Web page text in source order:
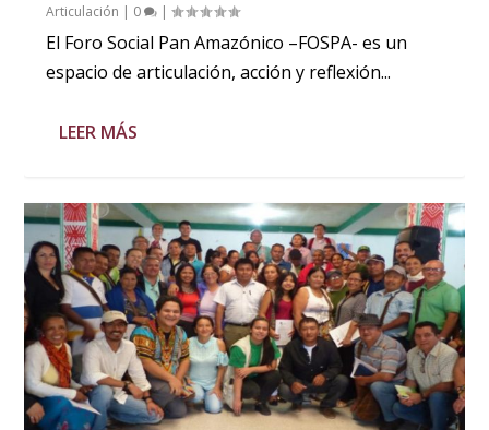
Articulación | 0 |
El Foro Social Pan Amazónico –FOSPA- es un
espacio de articulación, acción y reflexión...
LEER MÁS